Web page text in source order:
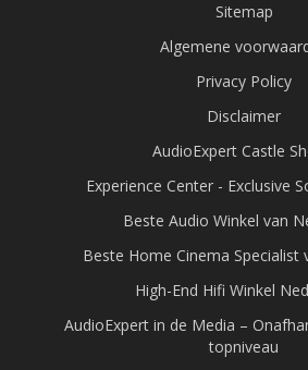
Sitemap
Algemene
Privacy Policy
Disclaimer
AudioExpert Castle
Experience Center - Exclusive
Beste Audio Winkel van
Beste Home Cinema Specialist
High-End Hifi Winkel
AudioExpert in de Media –
topniveau